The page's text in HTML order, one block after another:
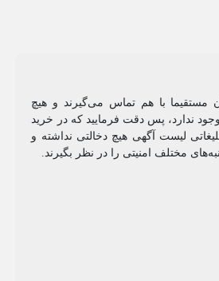
مستقیما با هم تماس می‌گیرند و هیچ
ندارد، پس دقت فرمایید که در خرید
لیست آگهی هیچ دخالتی نداشته و
مختلف امنیتی را در نظر بگیرند.